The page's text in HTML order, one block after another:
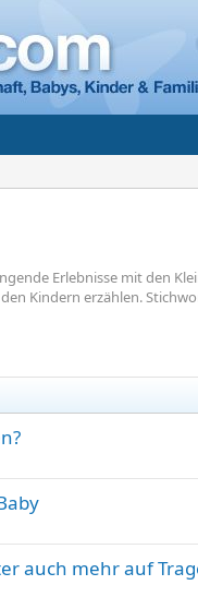
Erlebnisse mit den
Kindern erzählen.
auch mehr auf